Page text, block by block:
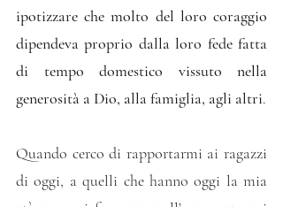
ipotizzare che molto del loro coraggio
dipendeva proprio dalla loro fede fatta
di tempo domestico vissuto nella
generosità a Dio, alla famiglia, agli altri.
Quando cerco di rapportarmi ai ragazzi
di oggi, a quelli che hanno oggi la mia